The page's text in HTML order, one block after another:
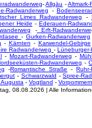
-Allgäu -Altmark-
Radwanderweg -
Limes Radwanderweg -
Heide -Ederauen-
-Erft-
- Gurken-Radwanderweg
- Kärnten - Karwendel-Gebirge
Radwanderweg -
-Mozart-Radwanderweg -
Radwanderweg -
-Romantische Straße -
- Schwarzwald -Spree-
- Vogtland - Vorpommern
08.08.2026 | Alle